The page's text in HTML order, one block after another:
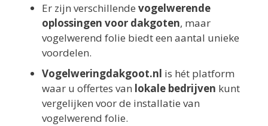
Er zijn verschillende vogelwerende
oplossingen voor dakgoten, maar
vogelwerend folie biedt een aantal unieke
voordelen.
Vogelweringdakgoot.nl is hét platform
waar u offertes van lokale bedrijven kunt
vergelijken voor de installatie van
vogelwerend folie.